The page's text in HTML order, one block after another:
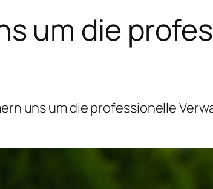
um die
uns um die professionelle